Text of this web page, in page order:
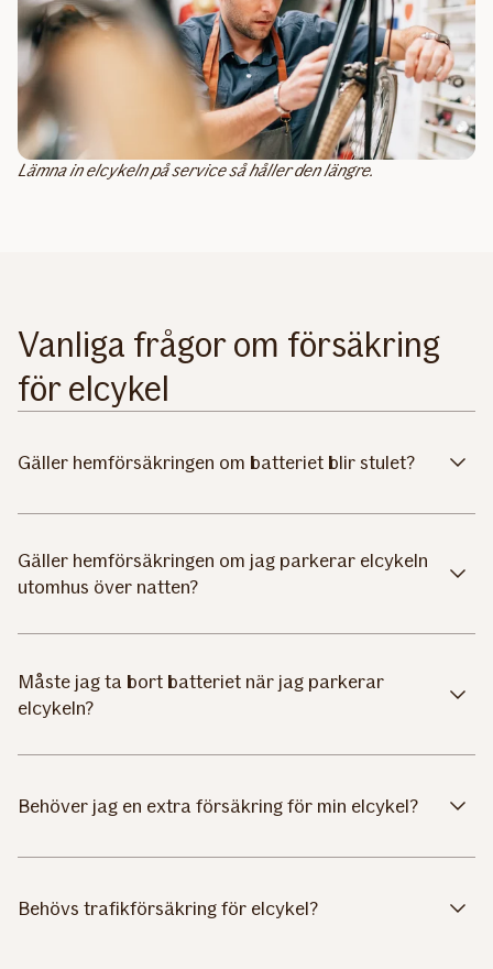
Lämna in elcykeln på service så håller den längre.
Vanliga frågor om försäkring
för elcykel
Gäller hemförsäkringen om batteriet blir stulet?
Gäller hemförsäkringen om jag parkerar elcykeln
utomhus över natten?
Måste jag ta bort batteriet när jag parkerar
elcykeln?
Behöver jag en extra försäkring för min elcykel?
Behövs trafikförsäkring för elcykel?